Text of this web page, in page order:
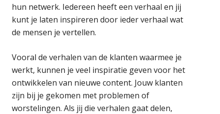
hun netwerk. Iedereen heeft een verhaal en jij
kunt je laten inspireren door ieder verhaal wat
de mensen je vertellen.
Vooral de verhalen van de klanten waarmee je
werkt, kunnen je veel inspiratie geven voor het
ontwikkelen van nieuwe content. Jouw klanten
zijn bij je gekomen met problemen of
worstelingen. Als jij die verhalen gaat delen,